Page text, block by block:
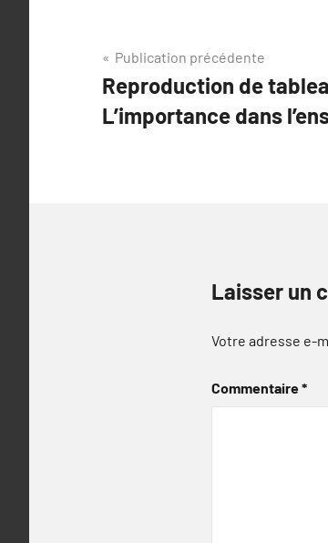
Navigation
de
l’article
Publication précédente
Reproduction de
L’importance dans
Laisser un
Votre adresse e-
Commentaire*